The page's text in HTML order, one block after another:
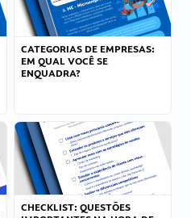
CATEGORIAS DE EMPRESAS:
EM QUAL VOCÊ SE
ENQUADRA?
CHECKLIST: QUESTÕES